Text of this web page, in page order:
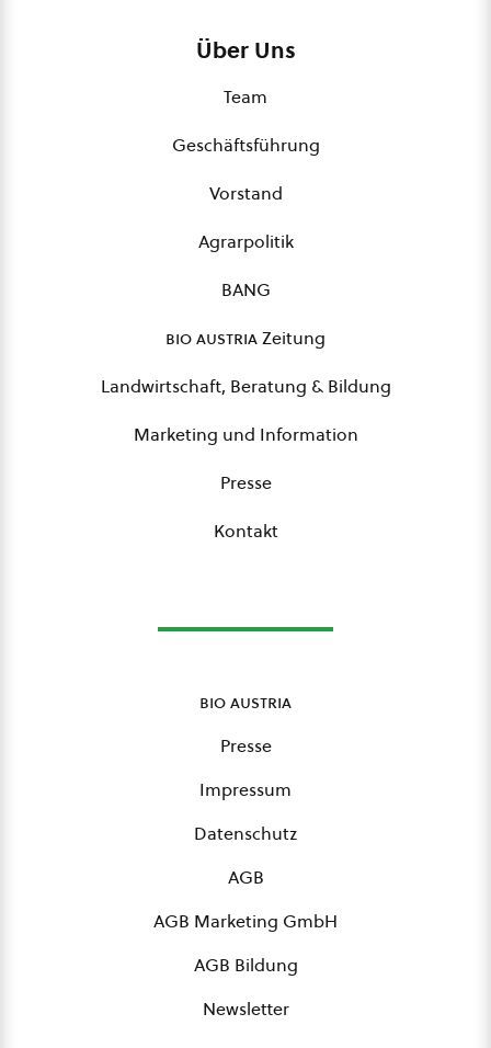
Über Uns
Team
Geschäftsführung
Vorstand
Agrarpolitik
BANG
bio austriaZeitung
Landwirtschaft, Beratung & Bildung
Marketing und Information
Presse
Kontakt
bio austria
Presse
Impressum
Datenschutz
AGB
AGB Marketing GmbH
AGB Bildung
Newsletter